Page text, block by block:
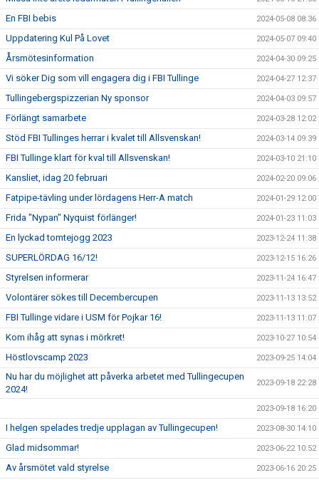
En FBI bebis 2024-05-08 08:36
Uppdatering Kul På Lovet 2024-05-07 09:40
Årsmötesinformation 2024-04-30 09:25
Vi söker Dig som vill engagera dig i FBI Tullinge 2024-04-27 12:37
Tullingebergspizzerian Ny sponsor 2024-04-03 09:57
Förlängt samarbete 2024-03-28 12:02
Stöd FBI Tullinges herrar i kvalet till Allsvenskan! 2024-03-14 09:39
FBI Tullinge klart för kval till Allsvenskan! 2024-03-10 21:10
Kansliet, idag 20 februari 2024-02-20 09:06
Fatpipe-tävling under lördagens Herr-A match 2024-01-29 12:00
Frida "Nypan" Nyquist förlänger! 2024-01-23 11:03
En lyckad tomtejogg 2023 2023-12-24 11:38
SUPERLÖRDAG 16/12! 2023-12-15 16:26
Styrelsen informerar 2023-11-24 16:47
Volontärer sökes till Decembercupen 2023-11-13 13:52
FBI Tullinge vidare i USM för Pojkar 16! 2023-11-13 11:07
Kom ihåg att synas i mörkret! 2023-10-27 10:54
Höstlovscamp 2023 2023-09-25 14:04
Nu har du möjlighet att påverka arbetet med Tullingecupen
2024!
2023-09-18 22:28
2023-09-18 16:20
I helgen spelades tredje upplagan av Tullingecupen! 2023-08-30 14:10
Glad midsommar! 2023-06-22 10:52
Av årsmötet vald styrelse 2023-06-16 20:25